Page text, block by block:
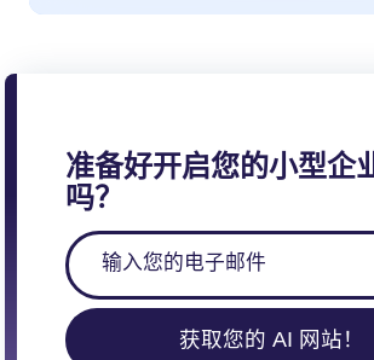
准备好开启您的小型企
吗？
获取您的 AI 网站！